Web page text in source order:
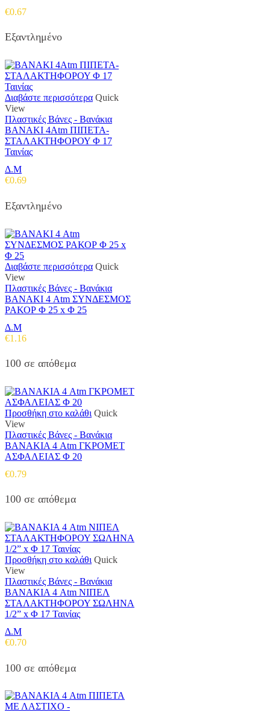
€0.67
Εξαντλημένο
Διαβάστε περισσότερα Quick
View
Πλαστικές Βάνες - Βανάκια
ΒΑΝΑΚΙ 4Atm ΠΙΠΕΤΑ-
ΣΤΑΛΑΚΤΗΦΟΡΟΥ Φ 17
Ταινίας
Δ.Μ
€0.69
Εξαντλημένο
Διαβάστε περισσότερα Quick
View
Πλαστικές Βάνες - Βανάκια
ΒΑΝΑΚΙ 4 Atm ΣΥΝΔΕΣΜΟΣ
ΡΑΚΟΡ Φ 25 x Φ 25
Δ.Μ
€1.16
100 σε απόθεμα
Προσθήκη στο καλάθι Quick
View
Πλαστικές Βάνες - Βανάκια
ΒΑΝΑΚΙΑ 4 Atm ΓΚΡΟΜΕΤ
ΑΣΦΑΛΕΙΑΣ Φ 20
€0.79
100 σε απόθεμα
Προσθήκη στο καλάθι Quick
View
Πλαστικές Βάνες - Βανάκια
ΒΑΝΑΚΙΑ 4 Atm ΝΙΠΕΛ
ΣΤΑΛΑΚΤΗΦΟΡΟΥ ΣΩΛΗΝΑ
1/2” x Φ 17 Ταινίας
Δ.Μ
€0.70
100 σε απόθεμα